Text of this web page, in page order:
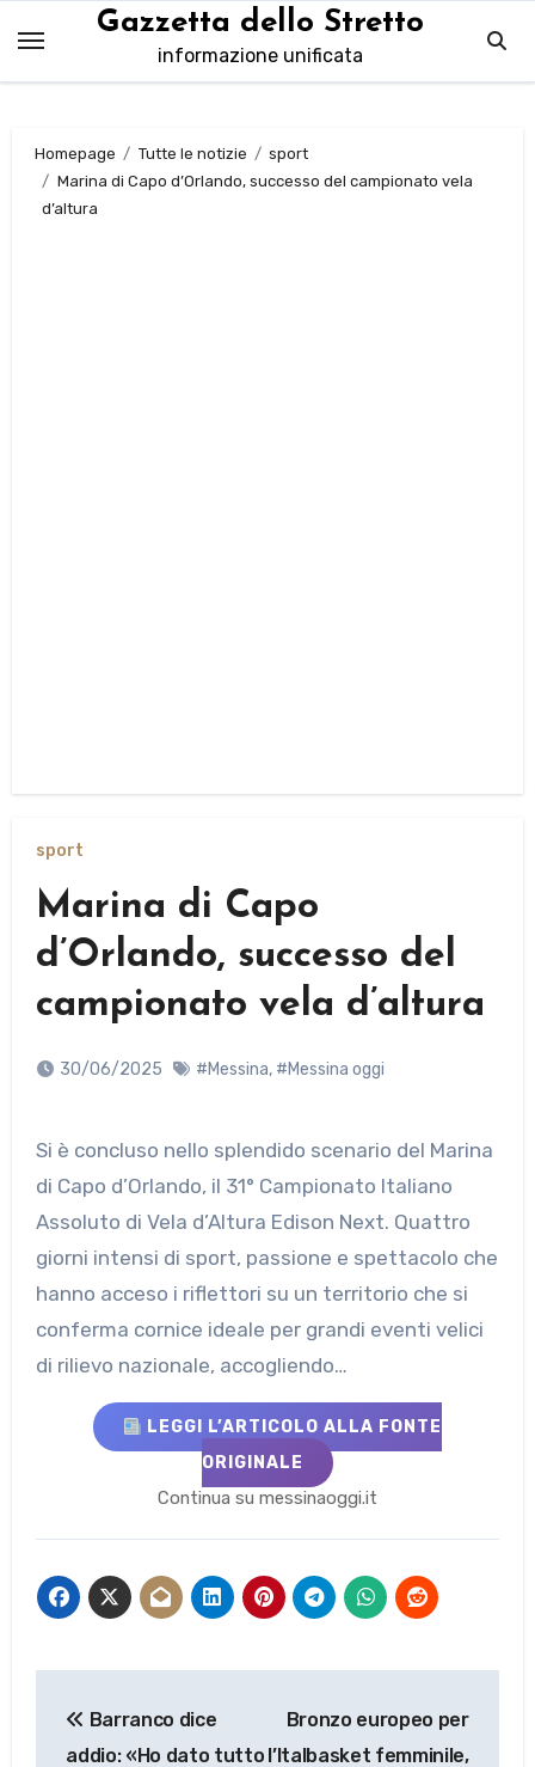
contenuto
Gazzetta dello Stretto
informazione unificata
Homepage Tutte le notizie
sport
Marina di Capo d’Orlando, successo del campionato vela
d’altura
sport
Marina di Capo
d’Orlando, successo del
campionato vela d’altura
30/06/2025 #Messina, #Messina oggi
Si è concluso nello splendido scenario del Marina
di Capo d’Orlando, il 31° Campionato Italiano
Assoluto di Vela d’Altura Edison Next. Quattro
giorni intensi di sport, passione e spettacolo che
hanno acceso i riflettori su un territorio che si
conferma cornice ideale per grandi eventi velici
di rilievo nazionale, accogliendo…
LEGGI L’ARTICOLO ALLA FONTE
ORIGINALE
Continua su messinaoggi.it
articoli
Barranco dice
addio: «Ho dato tutto
Bronzo europeo per
l’Italbasket femminile,